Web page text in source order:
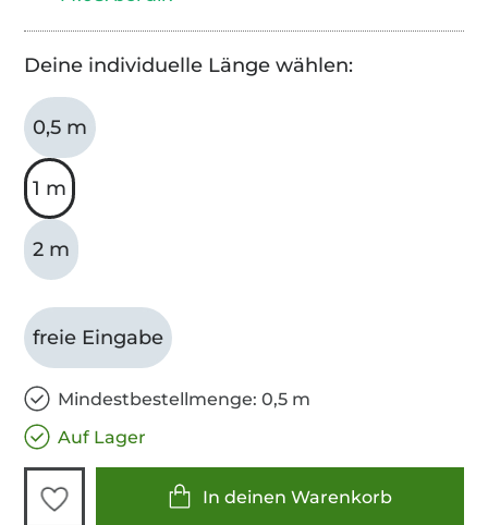
Deine individuelle Länge wählen:
0,5 m
1 m
2 m
freie Eingabe
Mindestbestellmenge: 0,5 m
Auf Lager
In deinen Warenkorb